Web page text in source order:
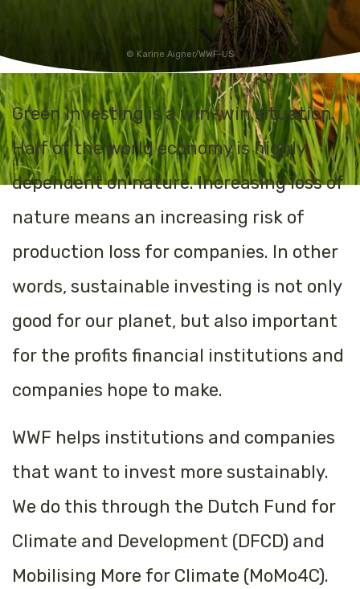
Karine Aigner/WWF-US
Green investing is a win-win situation.
Half of the world economy is highly
dependent on nature. Increasing loss of
nature means an increasing risk of
production loss for companies. In other
words, sustainable investing is not only
good for our planet, but also important
for the profits financial institutions and
companies hope to make.
WWF helps institutions and companies
that want to invest more sustainably.
We do this through the Dutch Fund for
Climate and Development (DFCD) and
Mobilising More for Climate (MoMo4C).